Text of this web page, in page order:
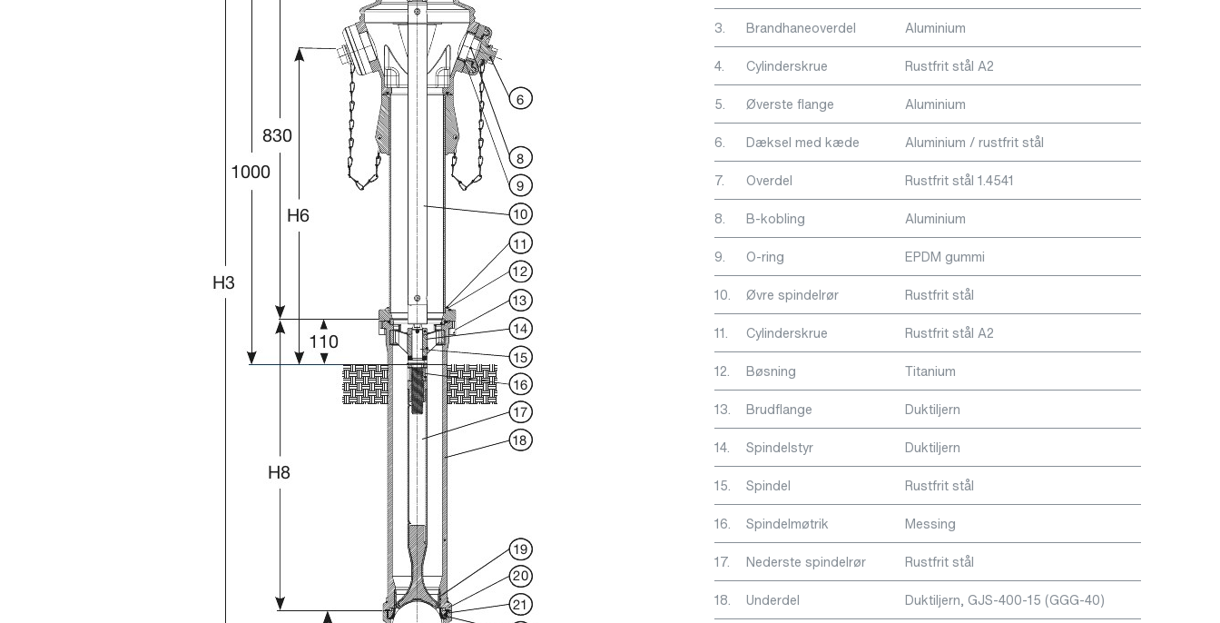
3.
Brandhaneoverdel
Aluminium
4.
Cylinderskrue
Rustfrit stål A2
5.
Øverste flange
Aluminium
6.
Dæksel med kæde
Aluminium / rustfrit stål
7.
Overdel
Rustfrit stål 1.4541
8.
B-kobling
Aluminium
9.
O-ring
EPDM gummi
10.
Øvre spindelrør
Rustfrit stål
11.
Cylinderskrue
Rustfrit stål A2
12.
Bøsning
Titanium
13.
Brudflange
Duktiljern
14.
Spindelstyr
Duktiljern
15.
Spindel
Rustfrit stål
16.
Spindelmøtrik
Messing
17.
Nederste spindelrør
Rustfrit stål
18.
Underdel Duktiljern, GJS-400-15 (GGG-40)